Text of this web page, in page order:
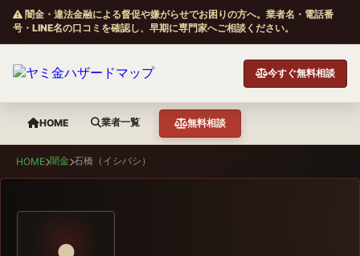
闇金・違法金融による督促や嫌がらせでお困りの方へ。業者名・電話番
号・LINE名の口コミを確認し、早期に専門家へご相談ください。
今すぐ無料相談
HOME 業者一覧 無料相談
HOME 闇金 石橋（イシバシ）